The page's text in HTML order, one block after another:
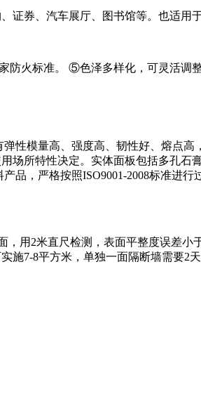
券、汽车展厅、图书馆等。也适用
火标准。 ⑤色泽多样化，可灵活调
模量高、强度高、韧性好、熔点高
场所特性决定。实体面板包括多孔
，严格按照ISO9001-2008标准进
用2米直尺检测，表面平整度误差小
7-8平方米，单独一面隔断墙需要2